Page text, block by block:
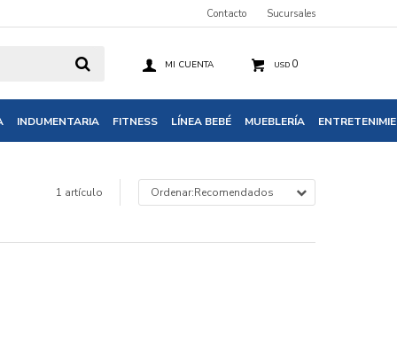
INDUMENTARIA FITNESS LÍNEA BEBÉ MUEBLERÍA
USD 0
Contacto Sucursales
1 artículo Recomendados